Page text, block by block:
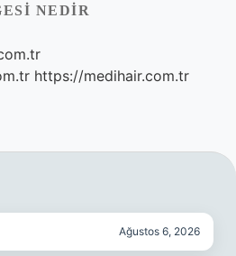
NEDIR
https://medihair.com.tr
Ağustos 6, 2026